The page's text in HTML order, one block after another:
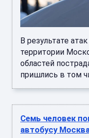
В результате
территории
областей
пришлись в том
Семь человек
автобусу